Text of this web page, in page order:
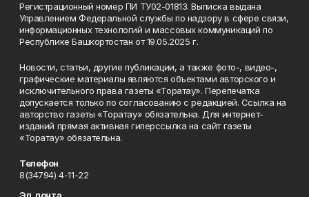
Регистрационный номер ПИ ТУ02-01813. Выписка выдана
Управлением Федеральной службы по надзору в сфере связи,
информационных технологий и массовых коммуникаций по
Республике Башкортостан от 19.05.2025 г.
Новости, статьи, другие публикации, а также фото-, видео-,
графические материалы являются объектами авторского и
исключительного права газеты «Торатау». Перепечатка
допускается только по согласованию с редакцией. Ссылка на
авторство газеты «Торатау» обязательна. Для интернет-
изданий прямая активная гиперссылка на сайт газеты
«Торатау» обязательна.
Телефон
8(34794) 4-11-22